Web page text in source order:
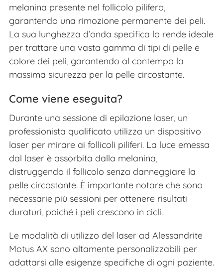
melanina presente nel follicolo pilifero,
garantendo una rimozione permanente dei peli.
La sua lunghezza d’onda specifica lo rende ideale
per trattare una vasta gamma di tipi di pelle e
colore dei peli, garantendo al contempo la
massima sicurezza per la pelle circostante.
Come viene eseguita?
Durante una sessione di epilazione laser, un
professionista qualificato utilizza un dispositivo
laser per mirare ai follicoli piliferi. La luce emessa
dal laser è assorbita dalla melanina,
distruggendo il follicolo senza danneggiare la
pelle circostante. È importante notare che sono
necessarie più sessioni per ottenere risultati
duraturi, poiché i peli crescono in cicli.
Le modalità di utilizzo del laser ad Alessandrite
Motus AX sono altamente personalizzabili per
adattarsi alle esigenze specifiche di ogni paziente.